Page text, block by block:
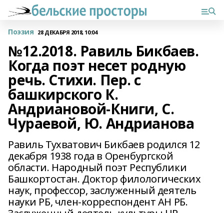
Поэзия 28 ДЕКАБРЯ 2018, 10:04
№12.2018. Равиль Бикбаев.
Когда поэт несет родную
речь. Стихи. Пер. с
башкирского К.
Андриановой-Книги, С.
Чураевой, Ю. Андрианова
Равиль Тухватович Бикбаев родился 12
декабря 1938 года в Оренбургской
области. Народный поэт Республики
Башкортостан. Доктор филологических
наук, профессор, заслуженный деятель
науки РБ, член-корреспондент АН РБ.